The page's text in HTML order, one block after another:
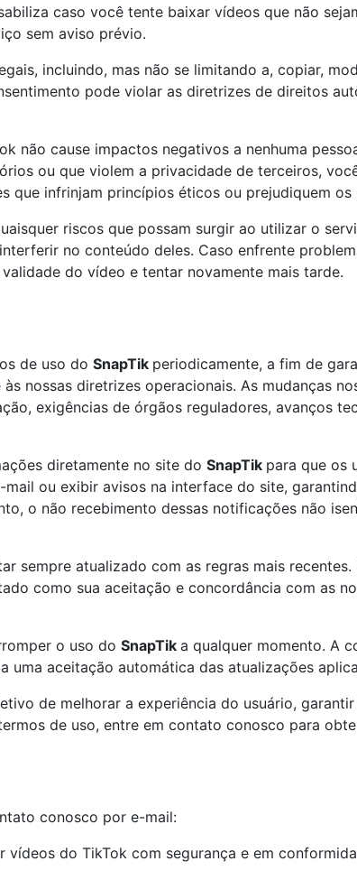
caso você tente baixar vídeos que não
sem aviso prévio.
incluindo, mas não se limitando a, copiar,
pode violar as diretrizes de direitos
não cause impactos negativos a nenhuma
ou que violem a privacidade de terceiros,
que infrinjam princípios éticos ou prejudiquem
riscos que possam surgir ao utilizar o
no conteúdo deles. Caso enfrente
do vídeo e tentar novamente mais tarde.
de uso do SnapTik periodicamente, a fim de
nossas diretrizes operacionais. As mudanças
exigências de órgãos reguladores, avanços
diretamente no site do SnapTik para que os
ou exibir avisos na interface do site,
o não recebimento dessas notificações não
sempre atualizado com as regras mais
como sua aceitação e concordância com as
o uso do SnapTik a qualquer momento. A
aceitação automática das atualizações
de melhorar a experiência do usuário,
de uso, entre em contato conosco para
conosco por e-mail:
do TikTok com segurança e em